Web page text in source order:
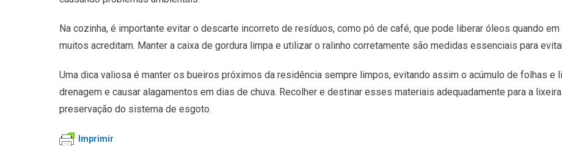
Na cozinha, é importante evitar o descarte incorreto de resíduos, como pó de café, que pode liberar óleos quando
muitos acreditam. Manter a caixa de gordura limpa e utilizar o ralinho corretamente são medidas essenciais para
Uma dica valiosa é manter os bueiros próximos da residência sempre limpos, evitando assim o acúmulo de folhas
drenagem e causar alagamentos em dias de chuva. Recolher e destinar esses materiais adequadamente para a
preservação do sistema de esgoto.
Imprimir